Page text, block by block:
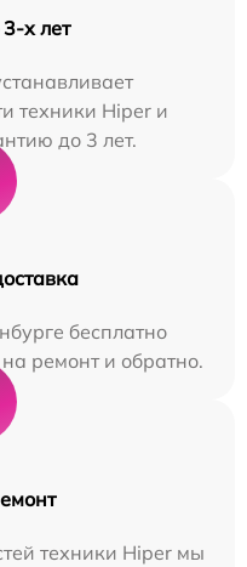
х лет
техники Hiper и
до 3 лет.
бесплатно
ремонт и обратно.
техники Hiper мы